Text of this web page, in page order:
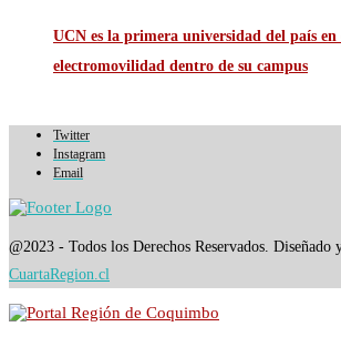
UCN es la primera universidad del país en
electromovilidad dentro de su campus
Twitter
Instagram
Email
@2023 - Todos los Derechos Reservados. Diseñado
CuartaRegion.cl